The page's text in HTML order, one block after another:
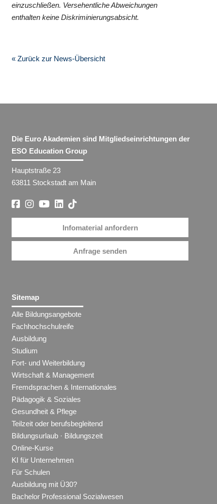
einzuschließen. Versehentliche Abweichungen
enthalten keine Diskriminierungsabsicht.
« Zurück zur News-Übersicht
Die Euro Akademien sind Mitgliedseinrichtungen der
ESO Education Group
Hauptstraße 23
63811 Stockstadt am Main
Infomaterial anfordern
Anfrage senden
Sitemap
Alle Bildungsangebote
Fachhochschulreife
Ausbildung
Studium
Fort- und Weiterbildung
Wirtschaft & Management
Fremdsprachen & Internationales
Pädagogik & Soziales
Gesundheit & Pflege
Teilzeit oder berufsbegleitend
Bildungsurlaub · Bildungszeit
Online-Kurse
KI für Unternehmen
Für Schulen
Ausbildung mit Ü30?
Bachelor Professional Sozialwesen